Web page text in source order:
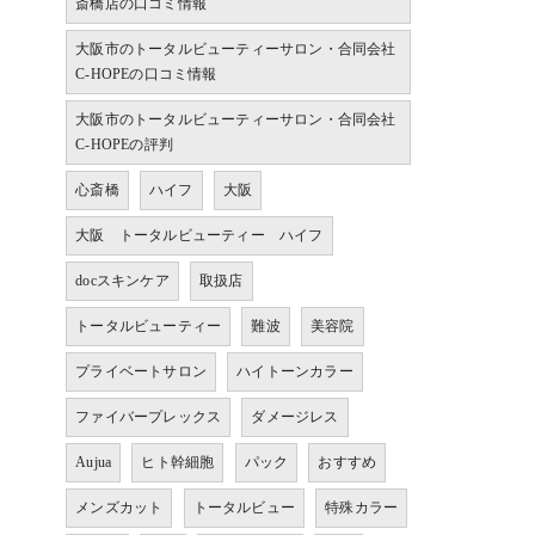
斎橋店の口コミ情報
大阪市のトータルビューティーサロン・合同会社
C-HOPEの口コミ情報
大阪市のトータルビューティーサロン・合同会社
C-HOPEの評判
心斎橋 ハイフ 大阪
大阪 トータルビューティー ハイフ
docスキンケア 取扱店
トータルビューティー 難波 美容院
プライベートサロン ハイトーンカラー
ファイバープレックス ダメージレス
Aujua ヒト幹細胞 パック おすすめ
メンズカット トータルビュー 特殊カラー